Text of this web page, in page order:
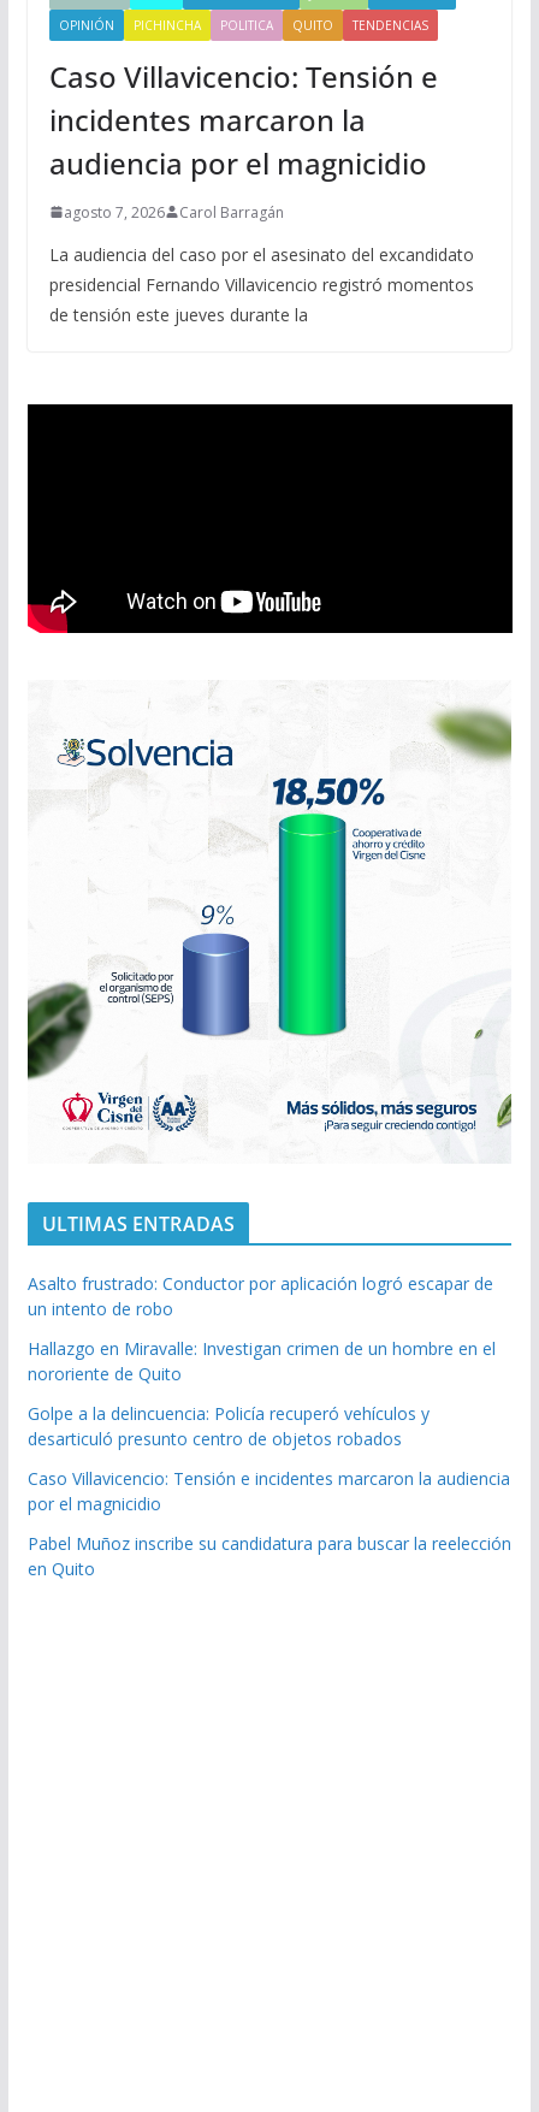
OPINIÓN
PICHINCHA POLITICA QUITO TENDENCIAS
Caso Villavicencio: Tensión e
incidentes marcaron la
audiencia por el magnicidio
agosto 7, 2026 Carol Barragán
La audiencia del caso por el asesinato del excandidato
presidencial Fernando Villavicencio registró momentos
de tensión este jueves durante la
ULTIMAS ENTRADAS
Asalto frustrado: Conductor por aplicación logró escapar de
un intento de robo
Hallazgo en Miravalle: Investigan crimen de un hombre en el
nororiente de Quito
Golpe a la delincuencia: Policía recuperó vehículos y
desarticuló presunto centro de objetos robados
Caso Villavicencio: Tensión e incidentes marcaron la audiencia
por el magnicidio
Pabel Muñoz inscribe su candidatura para buscar la reelección
en Quito